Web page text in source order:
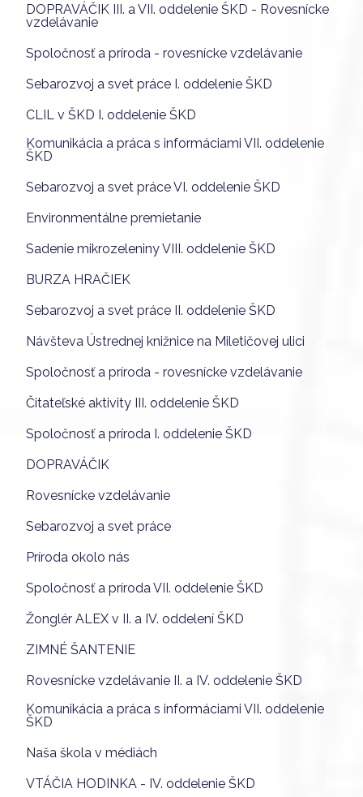
DOPRAVÁČIK III. a VII. oddelenie ŠKD - Rovesnícke
vzdelávanie
Spoločnosť a príroda - rovesnícke vzdelávanie
Sebarozvoj a svet práce I. oddelenie ŠKD
CLIL v ŠKD I. oddelenie ŠKD
Komunikácia a práca s informáciami VII. oddelenie
ŠKD
Sebarozvoj a svet práce VI. oddelenie ŠKD
Environmentálne premietanie
Sadenie mikrozeleniny VIII. oddelenie ŠKD
BURZA HRAČIEK
Sebarozvoj a svet práce II. oddelenie ŠKD
Návšteva Ústrednej knižnice na Miletičovej ulici
Spoločnosť a príroda - rovesnícke vzdelávanie
Čitateľské aktivity III. oddelenie ŠKD
Spoločnosť a príroda I. oddelenie ŠKD
DOPRAVÁČIK
Rovesnícke vzdelávanie
Sebarozvoj a svet práce
Príroda okolo nás
Spoločnosť a príroda VII. oddelenie ŠKD
Žonglér ALEX v II. a IV. oddelení ŠKD
ZIMNÉ ŠANTENIE
Rovesnícke vzdelávanie II. a IV. oddelenie ŠKD
Komunikácia a práca s informáciami VII. oddelenie
ŠKD
Naša škola v médiách
VTÁČIA HODINKA - IV. oddelenie ŠKD